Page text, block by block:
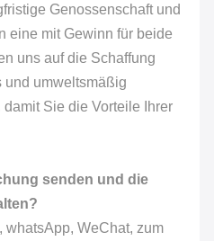
Genossenschaft und
eine mit Gewinn für beide
uns auf die Schaffung
und umweltsmäßig
Sie die Vorteile Ihrer
senden und die
WeChat, zum